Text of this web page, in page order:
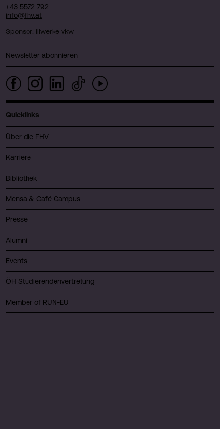
+43 5572 792
info@fhv.at
Sponsor: illwerke vkw
Newsletter abonnieren
Quicklinks
Über die FHV
Karriere
Bibliothek
Mensa & Café Campus
Presse
Alumni
Events
ÖH Studierendenvertretung
Member of RUN-EU